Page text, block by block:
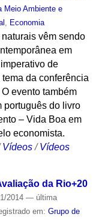
Meio Ambiente e
Economia
vêm sendo
em
de
da conferência
evento também
português do livro
– Vida Boa em
economista.
Vídeos /Vídeos
da Rio+20
2014 — última
em: Grupo de